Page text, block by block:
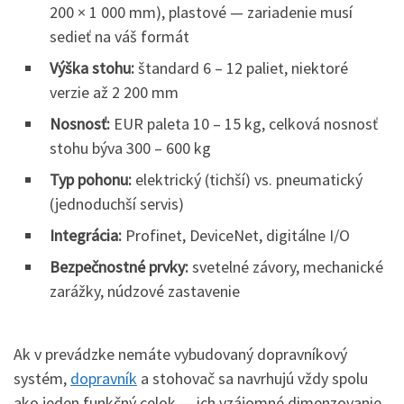
200 × 1 000 mm), plastové — zariadenie musí
sedieť na váš formát
Výška stohu:štandard 6 – 12 paliet, niektoré
verzie až 2 200 mm
Nosnosť: EUR paleta 10 – 15 kg, celková nosnosť
stohu býva 300 – 600 kg
Typ pohonu: elektrický (tichší) vs. pneumatický
(jednoduchší servis)
Integrácia: Profinet, DeviceNet, digitálne I/O
Bezpečnostné prvky:svetelné závory, mechanické
zarážky, núdzové zastavenie
Ak v prevádzke nemáte vybudovaný dopravníkový
systém, dopravník a stohovač sa navrhujú vždy spolu